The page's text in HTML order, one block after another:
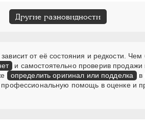
Другие разновидности
от её состояния и редкости. Чем
и самостоятельно проверив
определить оригинал или подделка
в
помощь в оценке и